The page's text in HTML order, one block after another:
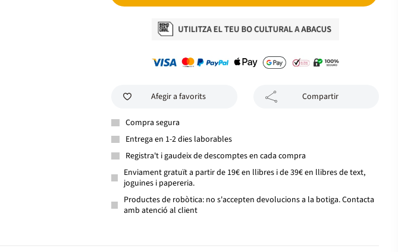
Afegir a favorits Compartir
Compra segura
Entrega en 1-2 dies laborables
Registra't i gaudeix de descomptes en cada compra
Enviament gratuït a partir de 19€ en llibres i de 39€ en llibres de text,
joguines i papereria.
Productes de robòtica: no s'accepten devolucions a la botiga. Contacta
amb atenció al client